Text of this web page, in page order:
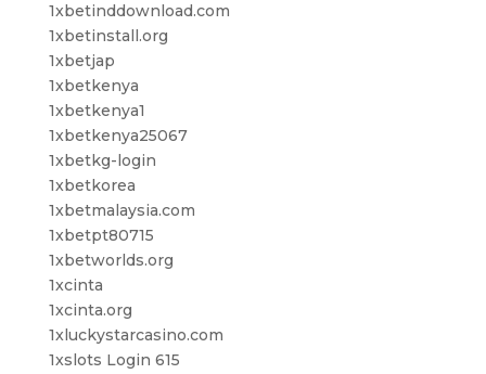
1xbetinddownload.com
1xbetinstall.org
1xbetjap
1xbetkenya
1xbetkenya1
1xbetkenya25067
1xbetkg-login
1xbetkorea
1xbetmalaysia.com
1xbetpt80715
1xbetworlds.org
1xcinta
1xcinta.org
1xluckystarcasino.com
1xslots Login 615